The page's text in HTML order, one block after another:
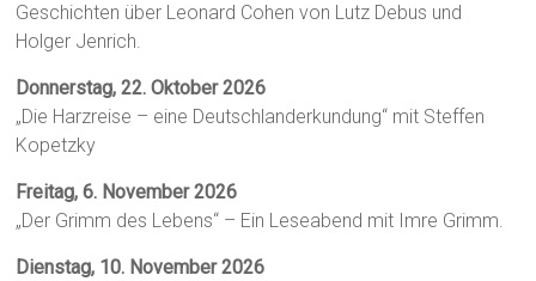
Geschichten über Leonard Cohen von Lutz Debus und
Holger Jenrich.
Donnerstag, 22. Oktober 2026
„Die Harzreise – eine Deutschlanderkundung“ mit Steffen
Kopetzky
Freitag, 6. November 2026
„Der Grimm des Lebens“ – Ein Leseabend mit Imre Grimm.
Dienstag, 10. November 2026